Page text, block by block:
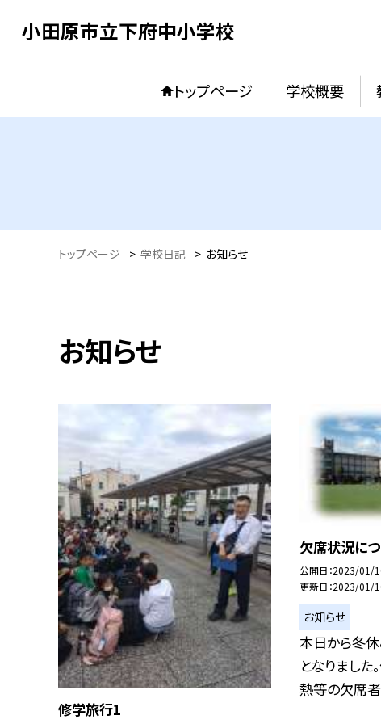
小田原市立下府中小学校
トップページ 学校概要
トップページ > 学校日記 > お知らせ
お知らせ
修学旅行1
欠席状況に
公開日 2023/01/
更新日 2023/01/
お知らせ
本日から冬
となりました
熱等の欠席